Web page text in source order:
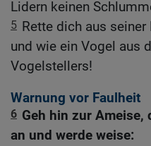
Lidern keinen
5 Rette dich aus
und wie ein Vogel aus
Vogelstellers!
Warnung vor Faulheit
6 Geh hin zur Ameise,
an und werde weise: